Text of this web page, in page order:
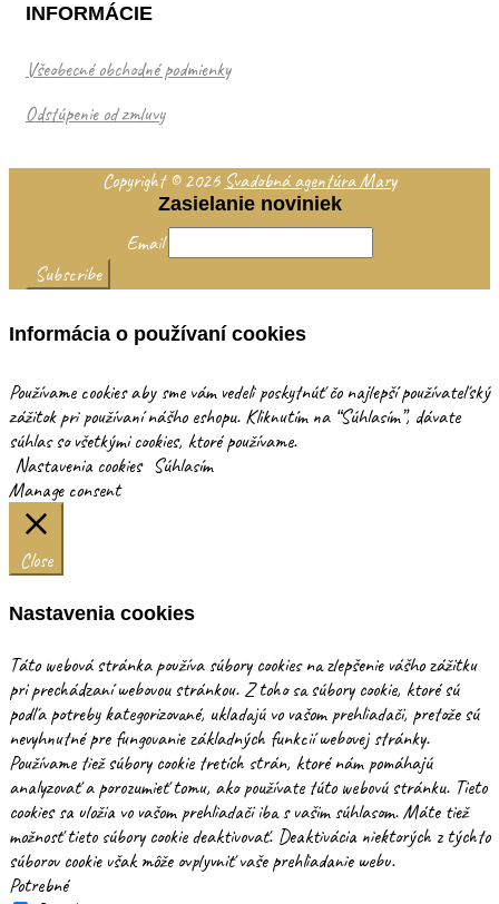
INFORMÁCIE
Všeobecné obchodné podmienky
Odstúpenie od zmluvy
Copyright © 2026 Svadobná agentúra Mary
Zasielanie noviniek
Email
Informácia o používaní cookies
Používame cookies aby sme vám vedeli poskytnúť čo najlepší používateľský
zážitok pri používaní nášho eshopu. Kliknutím na “Súhlasím”, dávate
súhlas so všetkými cookies, ktoré používame.
Nastavenia cookies Súhlasím
Manage consent
Close
Nastavenia cookies
Táto webová stránka používa súbory cookies na zlepšenie vášho zážitku
pri prechádzaní webovou stránkou. Z toho sa súbory cookie, ktoré sú
podľa potreby kategorizované, ukladajú vo vašom prehliadači, pretože sú
nevyhnutné pre fungovanie základných funkcií webovej stránky.
Používame tiež súbory cookie tretích strán, ktoré nám pomáhajú
analyzovať a porozumieť tomu, ako používate túto webovú stránku. Tieto
cookies sa uložia vo vašom prehliadači iba s vašim súhlasom. Máte tiež
možnosť tieto súbory cookie deaktivovať. Deaktivácia niektorých z týchto
súborov cookie však môže ovplyvniť vaše prehliadanie webu.
Potrebné